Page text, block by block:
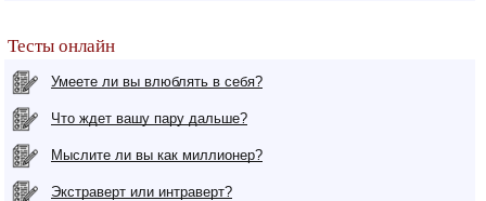
Тесты онлайн
Умеете ли вы влюблять в себя?
Что ждет вашу пару дальше?
Мыслите ли вы как миллионер?
Экстраверт или интраверт?